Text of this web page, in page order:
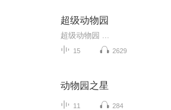
超级动物园
超级动物园 ...
15 2629
动物园之星
11 284